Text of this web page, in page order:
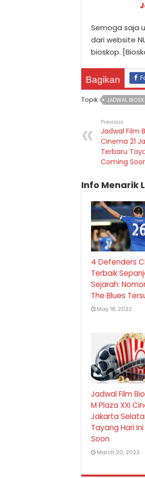
Semoga saja
dari website
bioskop.
Bagikan
Topik JADWAL
Previous
Jadwal Film
Cinema 21
Terbaru
Coming
Info Menarik
4 Defenders
Terbaik
Sejarah:
The Blues
May 18, 2022
Jadwal Film
M Plaza XXI
Jakarta
Tayang Hari
Soon
March 20, 2022